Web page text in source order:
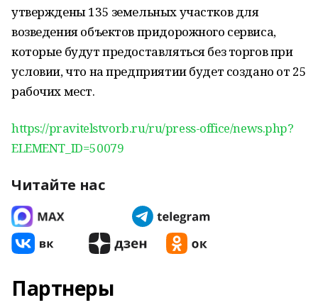
утверждены 135 земельных участков для
возведения объектов придорожного сервиса,
которые будут предоставляться без торгов при
условии, что на предприятии будет создано от 25
рабочих мест.
https://pravitelstvorb.ru/ru/press-office/news.php?
ELEMENT_ID=50079
Читайте нас
Партнеры